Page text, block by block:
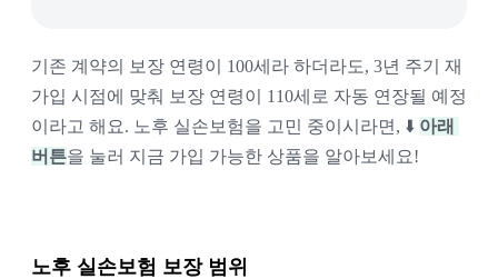
기존 계약의 보장 연령이 100세라 하더라도, 3년 주기 재
가입 시점에 맞춰 보장 연령이 110세로 자동 연장될 예정
이라고 해요. 노후 실손보험을 고민 중이시라면, ⬇️ 아래
버튼을 눌러 지금 가입 가능한 상품을 알아보세요!
노후 실손보험 보장 범위